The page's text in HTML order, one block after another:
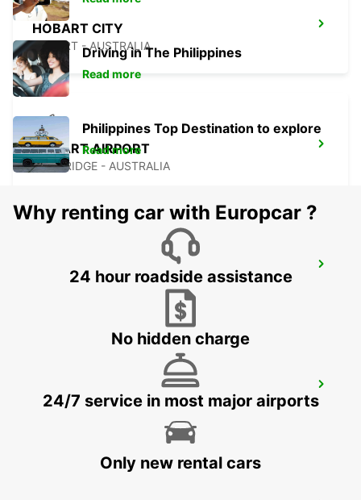
HOBART CITY
HOBART - AUSTRALIA
HOBART AIRPORT
CAMBRIDGE - AUSTRALIA
MELBOURNE FRANKSTON
FRANKSTON - AUSTRALIA
MELBOURNE DANDENONG
DANDENONG - AUSTRALIA
Driving in The Philippines
Read more
Philippines Top Destination to explore
Read more
Why renting car with Europcar ?
24 hour roadside assistance
No hidden charge
24/7 service in most major airports
Only new rental cars